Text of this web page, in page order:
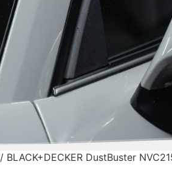
/ BLACK+DECKER DustBuster